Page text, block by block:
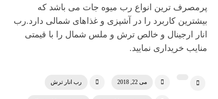
پرمصرف ترین انواع رب میوه جات می باشد که
بیشترین کاربرد را در آشپزی و غذاهای شمالی دارد.رب
انار ارجینال و خالص ترش و ملس شمال را با قیمتی
منایب خریداری نمایید.
می 22, 2018 رب انار ترش